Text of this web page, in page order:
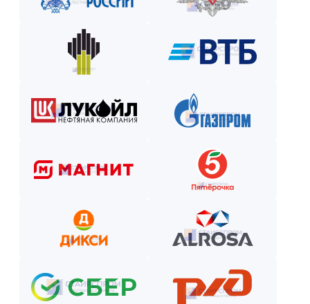
Закажите лестницу или ограждение с удобной схемой
Рассчитаем стоимость, подберём вариант расчёта и начнём
Как оплатить? Пошаговая инструкция
Оставьте заявку на сайте или по телефону.
Выберите способ оплаты из предложенных.
Внесите предоплату (если требуется).
Отслеживайте этапы производства и монтажа.
Оплатите остаток после приёмки —
и наслаждайтесь новой конструкцией!